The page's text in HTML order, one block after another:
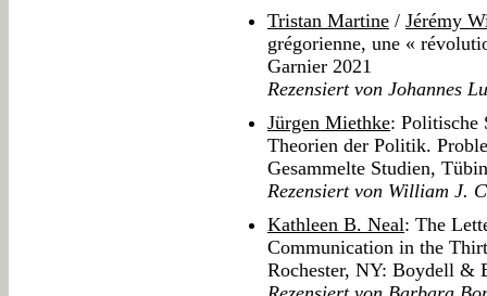
Tristan Martine / Jérémy
grégorienne, une «
Garnier 2021
Rezensiert von Johannes
Jürgen Miethke: Politische
Theorien der Politik.
Gesammelte Studien,
Rezensiert von William J.
Kathleen B. Neal: The
Communication in the
Rochester, NY: Boydell &